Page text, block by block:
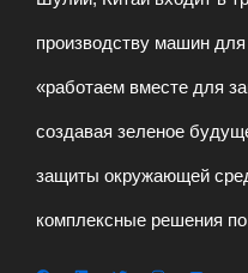
производству машин
«работаем вместе для
создавая зеленое
защиты окружающей
комплексные решения